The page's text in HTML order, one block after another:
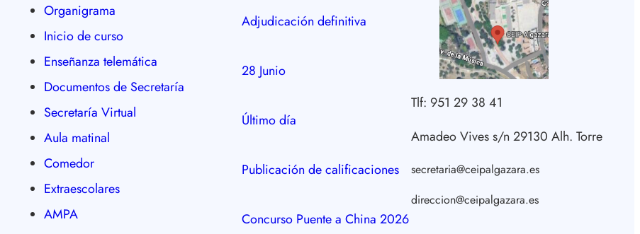
Organigrama
Inicio de curso
Enseñanza telemática
Documentos de Secretaría
Secretaría Virtual
Aula matinal
Comedor
Extraescolares
AMPA
Adjudicación definitiva
28 Junio
Último día
Publicación de calificaciones
Concurso Puente a China 2026
Tlf: 951 29 38 41
Amadeo Vives s/n 29130 Alh. Torre
secretaria@ceipalgazara.es
direccion@ceipalgazara.es